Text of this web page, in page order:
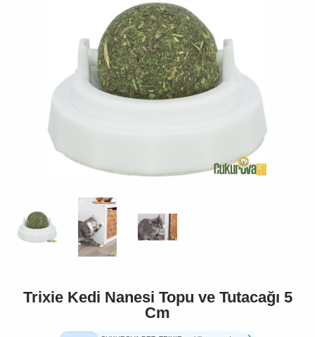
Trixie Kedi Nanesi Topu ve Tutacağı 5
Cm